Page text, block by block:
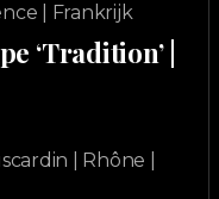
| Frankrijk
‘Tradition’ |
| Rhône |